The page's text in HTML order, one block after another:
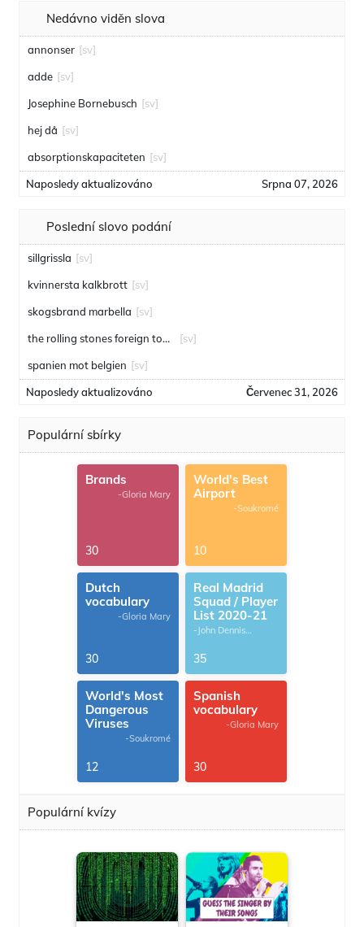
Nedávno viděn slova
annonser [sv]
adde [sv]
Josephine Bornebusch [sv]
hej då [sv]
absorptionskapaciteten [sv]
Naposledy aktualizováno Srpna 07, 2026
Poslední slovo podání
sillgrissla [sv]
kvinnersta kalkbrott [sv]
skogsbrand marbella [sv]
the rolling stones foreign tongues [sv]
spanien mot belgien [sv]
Naposledy aktualizováno Červenec 31, 2026
Populární sbírky
Brands
-Gloria Mary
30
World's Best
Airport
-Soukromé
10
Dutch
vocabulary
-Gloria Mary
30
Real Madrid
Squad / Player
List 2020-21
-John Dennis
35
World's Most
Dangerous
Viruses
-Soukromé
12
Spanish
vocabulary
-Gloria Mary
30
Populární kvízy